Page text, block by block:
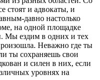
стоят и адвокаты, и
давно настолько
на одной площадке
Мы ездим в одних и тех
Неважно где ты
ты сохраняешь свои
и силен в них, если
уровнях на